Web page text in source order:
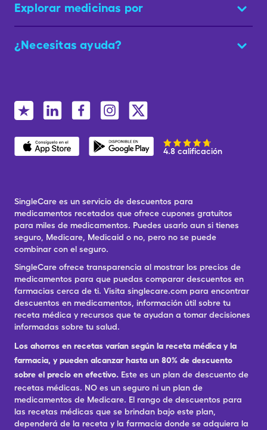
Explorar medicinas por
¿Necesitas ayuda?
4.8 calificación
SingleCare es un servicio de descuentos para
medicamentos recetados que ofrece cupones gratuitos
para miles de medicamentos. Puedes usarlo aun si tienes
seguro, Medicare, Medicaid o no, pero no se puede
combinar con el seguro.
SingleCare ofrece transparencia al mostrar los precios de
medicamentos para que puedas comparar descuentos en
farmacias cerca de ti. Visita singlecare.com para encontrar
descuentos en medicamentos, información útil sobre tu
receta médica y recursos que te ayudan a tomar decisiones
informadas sobre tu salud.
Los ahorros en recetas varían según la receta médica y la
farmacia, y pueden alcanzar hasta un 80% de descuento
sobre el precio en efectivo. Este es un plan de descuento de
recetas médicas. NO es un seguro ni un plan de
medicamentos de Medicare. El rango de descuentos para
las recetas médicas que se brindan bajo este plan,
dependerá de la receta y la farmacia donde se adquiera la